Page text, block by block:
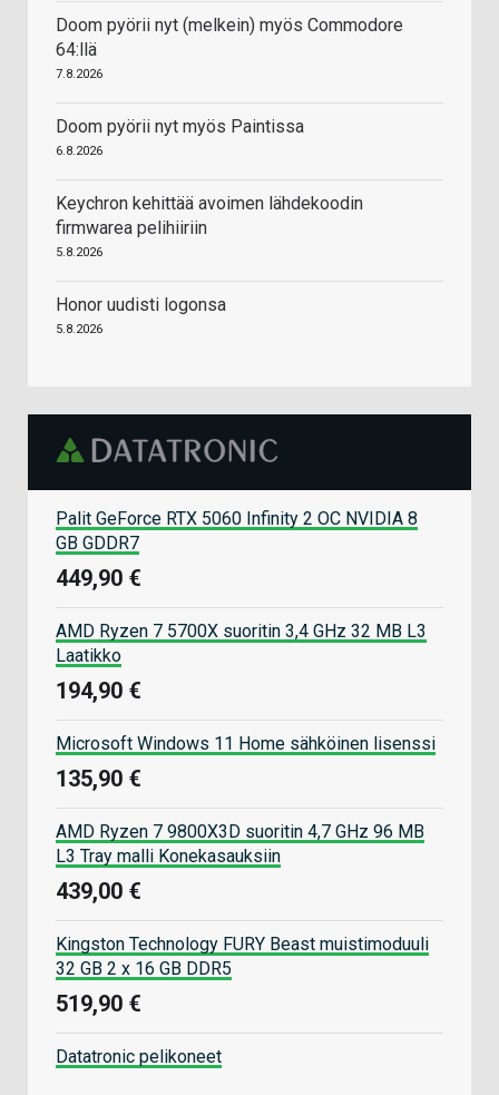
Doom pyörii nyt (melkein) myös Commodore
64:llä
7.8.2026
Doom pyörii nyt myös Paintissa
6.8.2026
Keychron kehittää avoimen lähdekoodin
firmwarea pelihiiriin
5.8.2026
Honor uudisti logonsa
5.8.2026
Palit GeForce RTX 5060 Infinity 2 OC NVIDIA 8
GB GDDR7
449,90 €
AMD Ryzen 7 5700X suoritin 3,4 GHz 32 MB L3
Laatikko
194,90 €
Microsoft Windows 11 Home sähköinen lisenssi
135,90 €
AMD Ryzen 7 9800X3D suoritin 4,7 GHz 96 MB
L3 Tray malli Konekasauksiin
439,00 €
Kingston Technology FURY Beast muistimoduuli
32 GB 2 x 16 GB DDR5
519,90 €
Datatronic pelikoneet